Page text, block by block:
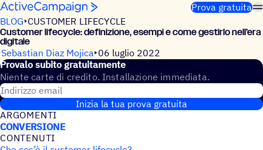
Salta al contenuto
Prova gratuita
BLOG CUSTOMER LIFECYCLE
Custo­mer life­cy­cle: defi­ni­zione, esempi e come gestirlo nell’era
digitale
Sebastian Diaz Mojica 06 luglio 2022
Provalo subito gratuitamente
Niente carte di credito. Installazione immediata.
Indirizzo email
Inizia la tua prova gratuita
ARGO­MENTI
CONVERSIONE
CONTE­NUTI